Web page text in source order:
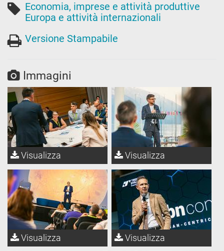
Economia, imprese e attività produttive
Europa e attività internazionali
Versione Stampabile
Immagini
Visualizza Visualizza
Visualizza Visualizza